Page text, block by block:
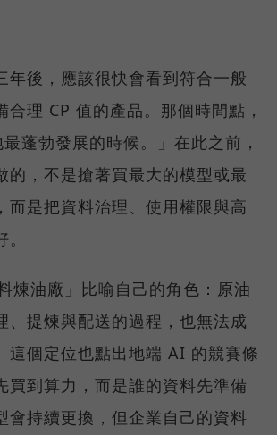
年後，應該很快會看到符合一般
合理 CP 值的產品。那個時間點，
蓬勃發展的時候。」在此之前，
的，不是搶著買最大的模型或最
而是把資料治理、使用權限與高
煉油廠」比喻自己的角色：原油
、提煉與配送的過程，也無法成
這個定位也點出地端 AI 的競賽條
到算力，而是誰的資料先準備
會持續更換，但企業自己的資料